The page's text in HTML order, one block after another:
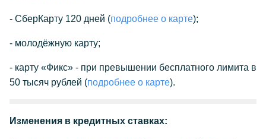
- СберКарту 120 дней (подробнее о карте);
- молодёжную карту;
- карту «Фикс» - при превышении бесплатного лимита в
50 тысяч рублей (подробнее о карте).
Изменения в кредитных ставках: